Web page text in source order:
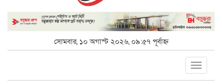
সোমবার, ১০ অগাস্ট ২০২৬, ০৯:৫৭ পূর্বাহ্ন
Toggle